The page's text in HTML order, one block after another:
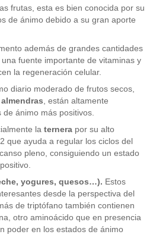
frutas, esta es bien conocida por su
de ánimo debido a su gran aporte
además de grandes cantidades
fuente importante de vitaminas y
la regeneración celular.
diario moderado de frutos secos,
, están altamente
ánimo más positivos.
la ternera por su alto
que ayuda a regular los ciclos del
pleno, consiguiendo un estado
yogures, quesos…). Estos
desde la perspectiva del
de triptófano también contienen
otro aminoácido que en presencia
poder en los estados de ánimo